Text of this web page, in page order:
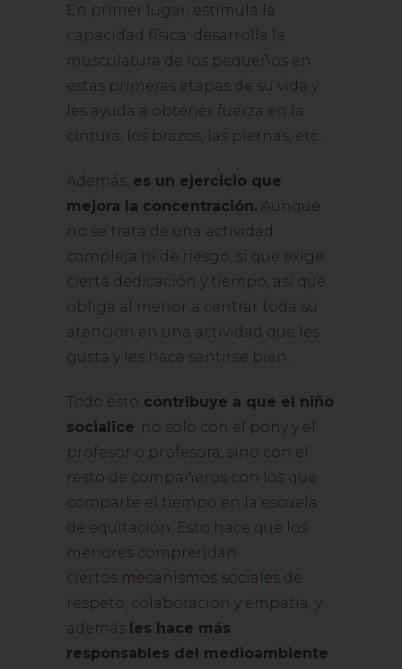
En primer lugar, estimula la
capacidad física: desarrolla la
musculatura de los pequeños en
estas primeras etapas de su vida y
les ayuda a obtener fuerza en la
cintura, los brazos, las piernas, etc.
Además, es un ejercicio que
mejora la concentración. Aunque
no se trata de una actividad
compleja ni de riesgo, sí que exige
cierta dedicación y tiempo, así que
obliga al menor a centrar toda su
atención en una actividad que les
gusta y les hace sentirse bien.
Todo esto contribuye a que el niño
socialice, no solo con el pony y el
profesor o profesora, sino con el
resto de compañeros con los que
comparte el tiempo en la escuela
de equitación. Esto hace que los
menores comprendan
ciertos mecanismos sociales de
respeto, colaboración y empatía, y
además les hace más
responsables del medioambiente